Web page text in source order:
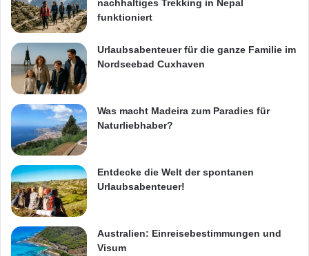
nachhaltiges Trekking in Nepal
funktioniert
Urlaubsabenteuer für die ganze Familie im
Nordseebad Cuxhaven
Was macht Madeira zum Paradies für
Naturliebhaber?
Entdecke die Welt der spontanen
Urlaubsabenteuer!
Australien: Einreisebestimmungen und
Visum